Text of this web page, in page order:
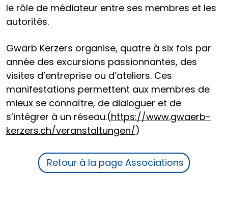
le rôle de médiateur entre ses membres et les
autorités.
Gwärb Kerzers organise, quatre à six fois par
année des excursions passionnantes, des
visites d’entreprise ou d’ateliers. Ces
manifestations permettent aux membres de
mieux se connaître, de dialoguer et de
s’intégrer à un réseau.(https://www.gwaerb-
kerzers.ch/veranstaltungen/)
Retour à la page Associations